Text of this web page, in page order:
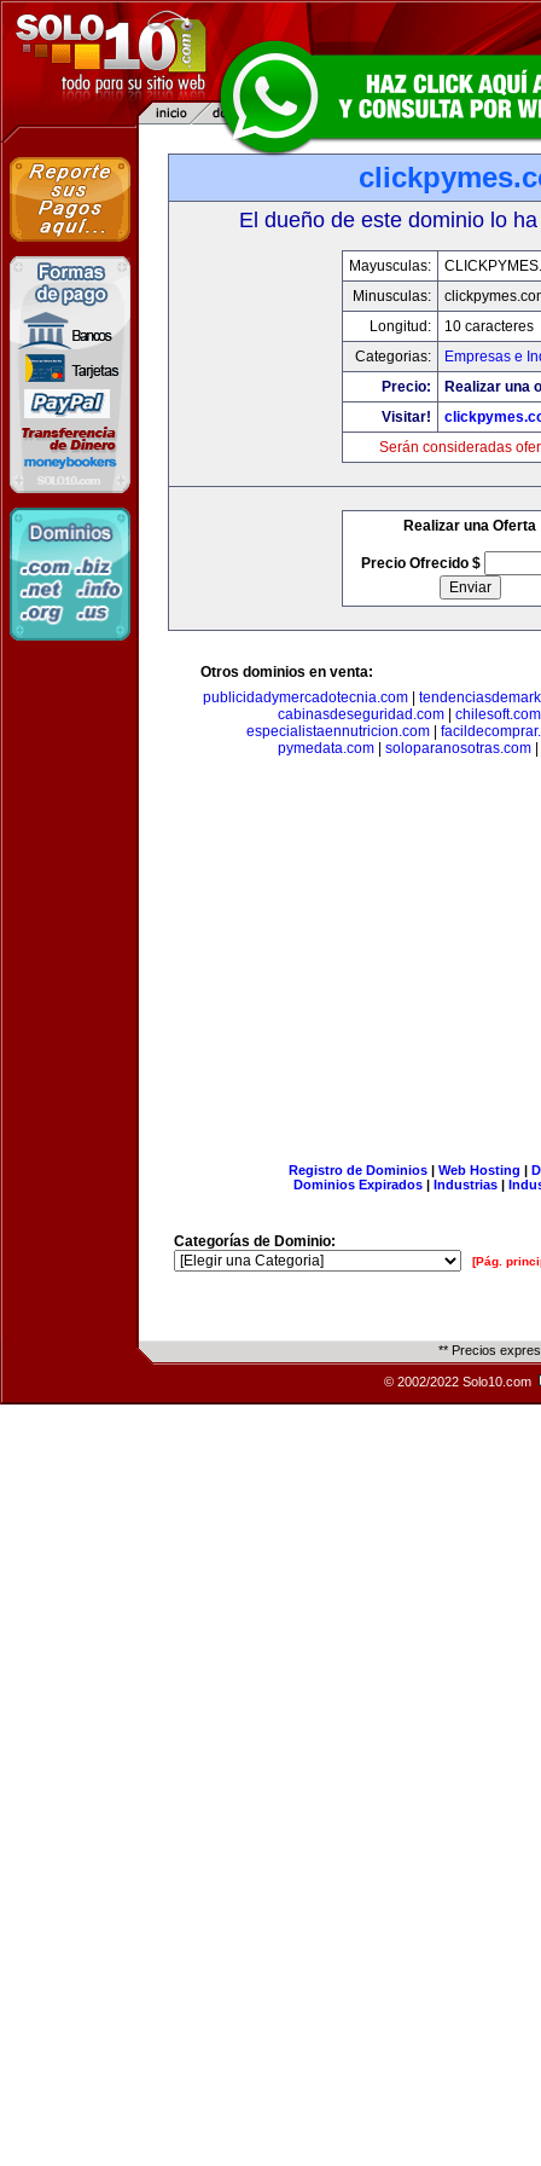
El dueño de este dominio lo
Mayusculas:
Minusculas:
Longitud:
10 caracteres
Categorias:
Empresas e
Precio:
Realizar una
Visitar!
Serán consideradas
Realizar una Oferta
Precio Ofrecido $
Otros dominios en venta:
publicidadymercadotecnia.com|
cabinasdeseguridad.com| chilesoft.com
especialistaennutricion.com|
pymedata.com
soloparanosotras.com
Registro de Dominios| Web Hosting |
Dominios Expirados | Industrias |
Categorías de Dominio:
[Pág.
** Precios
© 2002/2022 Solo10.com